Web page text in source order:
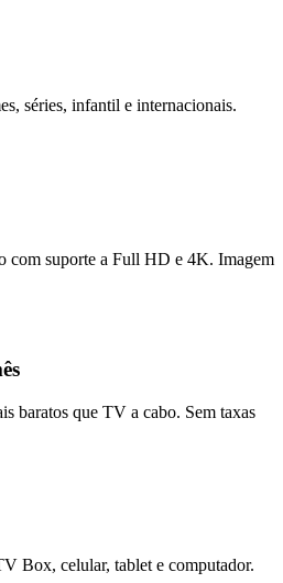
séries, infantil e internacionais.
com suporte a Full HD e 4K. Imagem
baratos que TV a cabo. Sem taxas
Box, celular, tablet e computador.